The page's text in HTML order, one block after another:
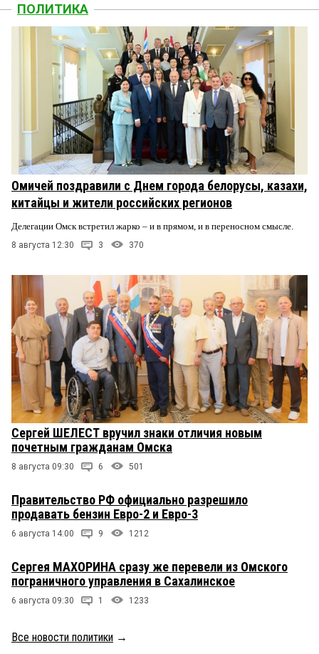
ПОЛИТИКА
Омичей поздравили с Днем города белорусы, казахи,
китайцы и жители российских регионов
Делегации Омск встретил жарко – и в прямом, и в переносном смысле.
8 августа 12:30 3 370
Сергей ШЕЛЕСТ вручил знаки отличия новым
почетным гражданам Омска
8 августа 09:30 6 501
Правительство РФ официально разрешило
продавать бензин Евро-2 и Евро-3
6 августа 14:00 9 1212
Сергея МАХОРИНА сразу же перевели из Омского
пограничного управления в Сахалинское
6 августа 09:30 1 1233
Все новости политики →